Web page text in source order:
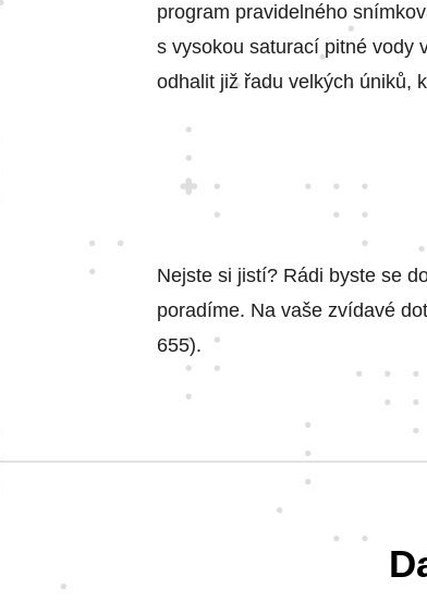
program pravidelného
s vysokou saturací pitné vody
odhalit již řadu velkých úniků,
Nejste si jistí? Rádi byste se
poradíme. Na vaše zvídavé
655).